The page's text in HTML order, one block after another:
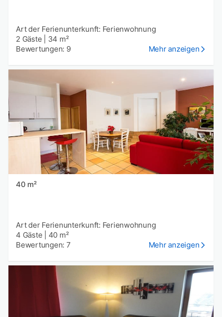
Art der Ferienunterkunft: Ferienwohnung
2 Gäste
34 m²
Bewertungen: 9
Mehr anzeigen
40 m²
Art der Ferienunterkunft: Ferienwohnung
4 Gäste
40 m²
Bewertungen: 7
Mehr anzeigen